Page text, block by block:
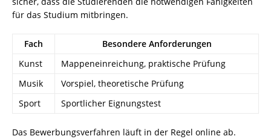
für das Studium mitbringen.
Fach
Besondere Anforderungen
Kunst
Mappeneinreichung, praktische Prüfung
Musik
Vorspiel, theoretische Prüfung
Sport
Sportlicher Eignungstest
Das Bewerbungsverfahren läuft in der Regel online ab.